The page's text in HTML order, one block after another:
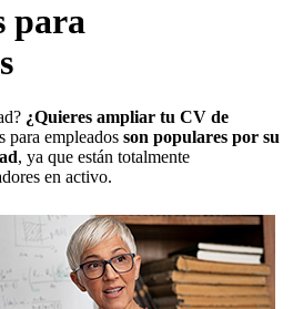
para
¿Quieres ampliar tu CV de
para empleados son populares por su
, ya que están totalmente
en activo.